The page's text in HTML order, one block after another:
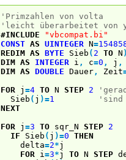
'Primzahlen von volta
'leicht überarbeitet von
#INCLUDE
"vbcompat.bi"
CONST AS UINTEGER N=
REDIM AS BYTE Sieb ( 2 TO N )
DIM AS INTEGER i , c=0 , j ,
DIM AS DOUBLE Dauer, Zeit
FOR j =4 TO N STEP 2
Sieb ( j )=1
'sind
NEXT
FOR j =3 TO sqr_N STEP 2
IF Sieb ( j )=0 THEN
delta=2*
FOR i=3*j TO N STEP